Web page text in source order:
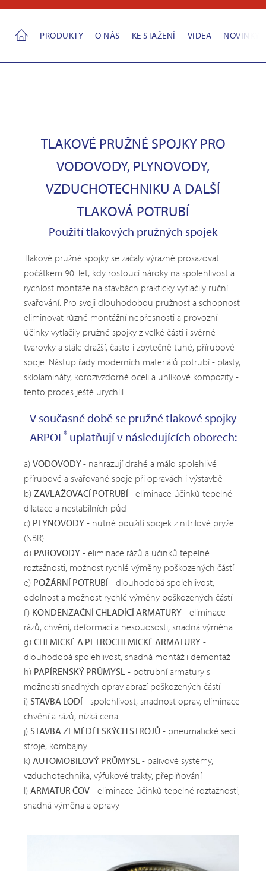
PRODUKTY O NÁS KE STAŽENÍ VIDEA NOVINKY
TLAKOVÉ PRUŽNÉ SPOJKY PRO
VODOVODY, PLYNOVODY,
VZDUCHOTECHNIKU A DALŠÍ
TLAKOVÁ POTRUBÍ
Použití tlakových pružných spojek
Tlakové pružné spojky se začaly výrazně prosazovat
počátkem 90. let, kdy rostoucí nároky na spolehlivost a
rychlost montáže na stavbách prakticky vytlačily ruční
svařování. Pro svoji dlouhodobou pružnost a schopnost
eliminovat různé montážní nepřesnosti a provozní
účinky vytlačily pružné spojky z velké části i svěrné
tvarovky a stále dražší, často i zbytečně tuhé, přírubové
spoje. Nástup řady moderních materiálů potrubí - plasty,
sklolamináty, korozivzdorné oceli a uhlíkové kompozity -
tento proces ještě urychlil.
V současné době se pružné tlakové spojky
ARPOL®uplatňují v následujících oborech:
a) VODOVODY- nahrazují drahé a málo spolehlivé
přírubové a svařované spoje při opravách i výstavbě
b) ZAVLAŽOVACÍ POTRUBÍ- eliminace účinků tepelné
dilatace a nestabilních půd
c) PLYNOVODY - nutné použití spojek z nitrilové pryže
(NBR)
d) PAROVODY - eliminace rázů a účinků tepelné
roztažnosti, možnost rychlé výměny poškozených částí
e) POŽÁRNÍ POTRUBÍ - dlouhodobá spolehlivost,
odolnost a možnost rychlé výměny poškozených částí
f) KONDENZAČNÍ CHLADÍCÍ ARMATURY - eliminace
rázů, chvění, deformací a nesouososti, snadná výměna
g) CHEMICKÉ A PETROCHEMICKÉ ARMATURY -
dlouhodobá spolehlivost, snadná montáž i demontáž
h) PAPÍRENSKÝ PRŮMYSL - potrubní armatury s
možností snadných oprav abrazí poškozených částí
i) STAVBA LODÍ - spolehlivost, snadnost oprav, eliminace
chvění a rázů, nízká cena
j) STAVBA ZEMĚDĚLSKÝCH STROJŮ - pneumatické secí
stroje, kombajny
k) AUTOMOBILOVÝ PRŮMYSL- palivové systémy,
vzduchotechnika, výfukové trakty, přeplňování
l) ARMATUR ČOV - eliminace účinků tepelné roztažnosti,
snadná výměna a opravy